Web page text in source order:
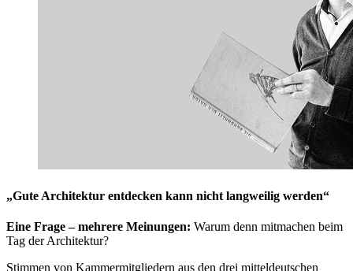
„Gute Architektur entdecken kann nicht langweilig werden“
Eine Frage – mehrere Meinungen: Warum denn mit­machen beim
Tag der Architektur?
Stimmen von Kammermitgliedern aus den drei mitteldeutschen